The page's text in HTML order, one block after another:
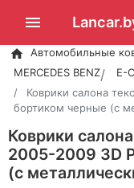
Автомобильные
MERCEDES BENZ
E-
Коврики салона
бортиком черные (с
Коврики
2005-2009 3D
(с